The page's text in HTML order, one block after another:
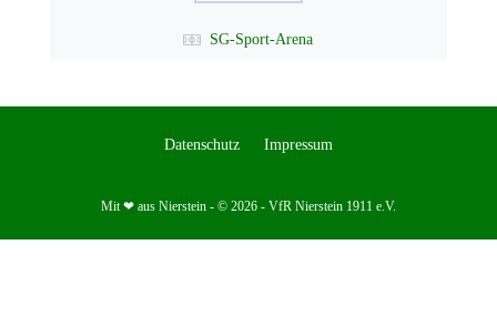
SG-Sport-Arena
Datenschutz Impressum
Mit ❤ aus Nierstein - © 2026 - VfR Nierstein 1911 e.V.